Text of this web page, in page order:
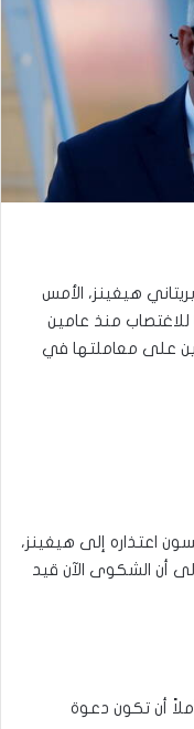
هيغينز، الأمس
للاغتصاب منذ عامين
على معاملتها في
اعتذاره إلى هيغينز،
أن الشكوى الآن قيد
أن تكون دعوة